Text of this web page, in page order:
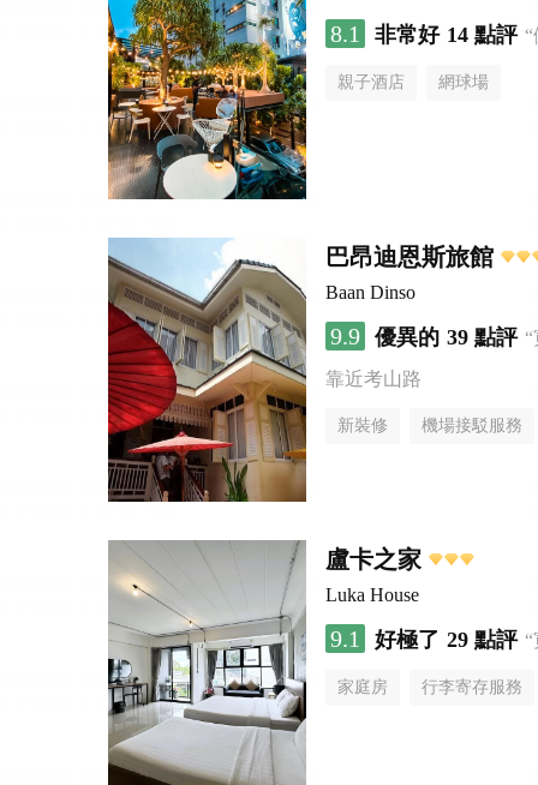
8.1 非常好 14 點評
親子酒店 網球場
巴昂迪恩斯旅館
Baan Dinso
9.9 優異的 39 點評
靠近考山路
新裝修 機場接駁服務
盧卡之家
Luka House
9.1 好極了 29 點評
家庭房 行李寄存服務